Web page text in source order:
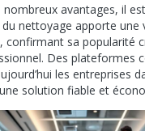
nombreux avantages, il
du nettoyage apporte une
confirmant sa popularité
Des plateformes
les entreprises
solution fiable et